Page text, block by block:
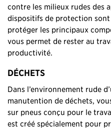
contre les milieux rudes des
dispositifs de protection
protéger les principaux
vous permet de rester au
productivité.
DÉCHETS
Dans l’environnement rude
manutention de déchets,
sur pneus conçu pour le
est créé spécialement pour